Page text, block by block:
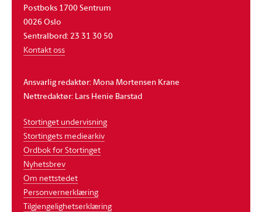
Postboks 1700 Sentrum
0026 Oslo
Sentralbord: 23 31 30 50
Kontakt oss
Ansvarlig redaktør: Mona Mortensen Krane
Nettredaktør: Lars Henie Barstad
Stortinget undervisning
Stortingets mediearkiv
Ordbok for Stortinget
Nyhetsbrev
Om nettstedet
Personvernerklæring
Tilgjengelighetserklæring